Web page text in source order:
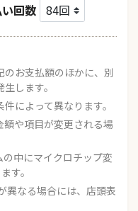
回数
お支払額のほかに、別
します。
によって異なります。
や項目が変更される場
の中にマイクロチップ変
す。
異なる場合には、店頭表